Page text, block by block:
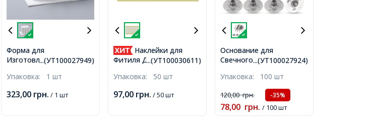
...(УТ100027949)
Форма для
Изготовления Свечи,
Размер: 86х81х62мм,
Упаковка: 1 шт
323,00 грн. / 1 шт
...(УТ100030611)
Наклейки для
Фитиля Двухсторонние,
Фитиледержателя для
Упаковка: 50 шт
97,00 грн. / 50 шт
...(УТ100027924)
Основание для
Свечного Фитиля,
Размер: 12.5х4мм,
Отверстие: 2.5мм,
Упаковка: 100 шт
120,00грн. -35%
78,00 грн. / 100 шт